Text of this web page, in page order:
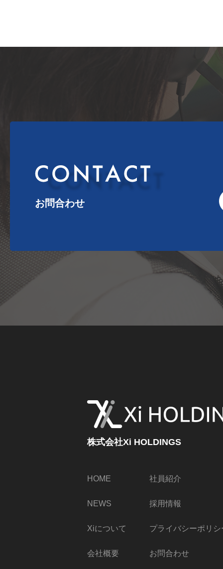
お問合わせ
株式会社Xi HOLDINGS
株式会社Xi HOLDINGS
HOME
NEWS
Xiについて
会社概要
社員紹介
採用情報
プライバシーポリシ
お問合わせ